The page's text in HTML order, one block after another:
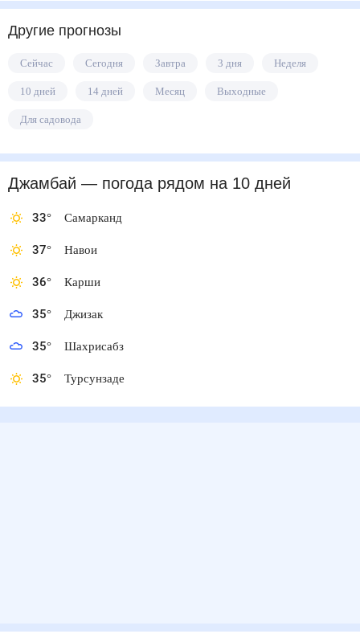
Другие прогнозы
Сейчас Сегодня Завтра 3 дня Неделя
10 дней 14 дней Месяц Выходные
Для садовода
Джамбай— погода рядом на 10 дней
33° Самарканд
37° Навои
36° Карши
35° Джизак
35° Шахрисабз
35° Турсунзаде